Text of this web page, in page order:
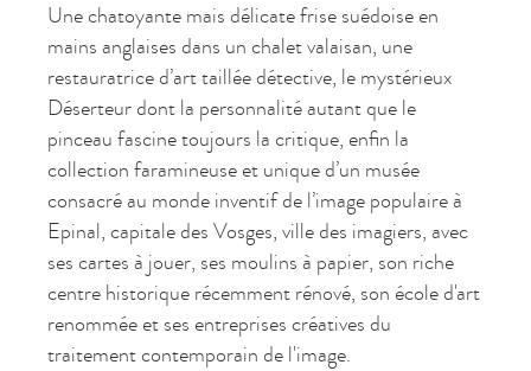
Une chatoyante mais délicate frise suédoise en
mains anglaises dans un chalet valaisan, une
restauratrice d’art taillée détective, le mystérieux
Déserteur dont la personnalité autant que le
pinceau fascine toujours la critique, enfin la
collection faramineuse et unique d’un musée
consacré au monde inventif de l’image populaire à
Epinal, capitale des Vosges, ville des imagiers, avec
ses cartes à jouer, ses moulins à papier, son riche
centre historique récemment rénové, son école d'art
renommée et ses entreprises créatives du
traitement contemporain de l'image.